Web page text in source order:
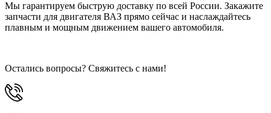
Мы гарантируем быструю доставку по всей России. Закажите
запчасти для двигателя ВАЗ прямо сейчас и наслаждайтесь
плавным и мощным движением вашего автомобиля.
Остались вопросы? Свяжитесь с нами!